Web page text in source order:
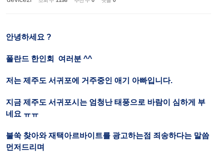
안녕하세요 ?
폴란드 한인회 여러분 ^^
저는 제주도 서귀포에 거주중인 애기 아빠입니다.
지금 제주도 서귀포시는 엄청난 태풍으로 바람이 심하게 부
네요 ㅠㅠ
불쑥 찾아와 재택아르바이트를 광고하는점 죄송하다는 말씀
먼저드리며